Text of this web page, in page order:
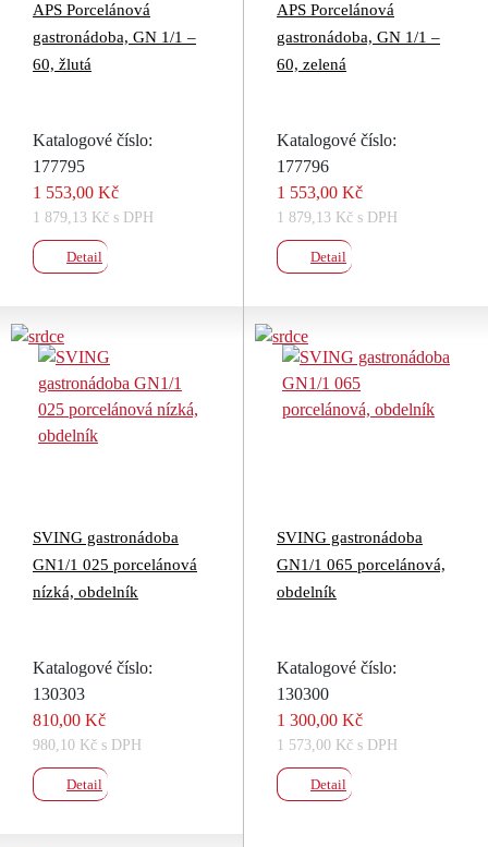
APS Porcelánová
gastronádoba, GN 1/1 –
60, žlutá
Katalogové číslo:
177795
1 553,00 Kč
1 879,13 Kč s DPH
Detail
APS Porcelánová
gastronádoba, GN 1/1 –
60, zelená
Katalogové číslo:
177796
1 553,00 Kč
1 879,13 Kč s DPH
Detail
SVING gastronádoba
GN1/1 025 porcelánová
nízká, obdelník
Katalogové číslo:
130303
810,00 Kč
980,10 Kč s DPH
Detail
SVING gastronádoba
GN1/1 065 porcelánová,
obdelník
Katalogové číslo:
130300
1 300,00 Kč
1 573,00 Kč s DPH
Detail